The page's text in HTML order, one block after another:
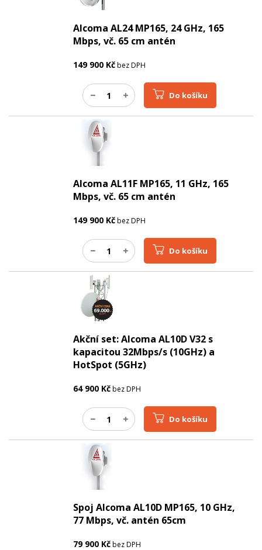
Alcoma AL24 MP165, 24 GHz, 165
Mbps, vč. 65 cm antén
149 900 Kčbez DPH
Do košíku
Alcoma AL11F MP165, 11 GHz, 165
Mbps, vč. 65 cm antén
149 900 Kčbez DPH
Do košíku
Akční set: Alcoma AL10D V32 s
kapacitou 32Mbps/s (10GHz) a
HotSpot (5GHz)
64 900 Kčbez DPH
Do košíku
Spoj Alcoma AL10D MP165, 10 GHz,
77 Mbps, vč. antén 65cm
79 900 Kčbez DPH